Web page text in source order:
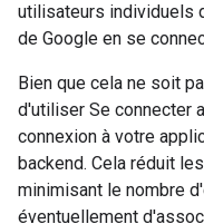
utilisateurs individuels
de Google en se
Bien que cela ne soit
d'utiliser Se connecter
connexion à votre
backend. Cela réduit
minimisant le nombre
éventuellement